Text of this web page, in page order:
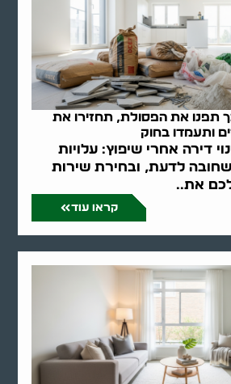
תפנו את הפסולת, תחזירו את
ותעמדו בחוק
דירה אחרי שיפוץ: עלויות
שחובה לדעת, ובחירת שירות
לכם את..
קראו עוד